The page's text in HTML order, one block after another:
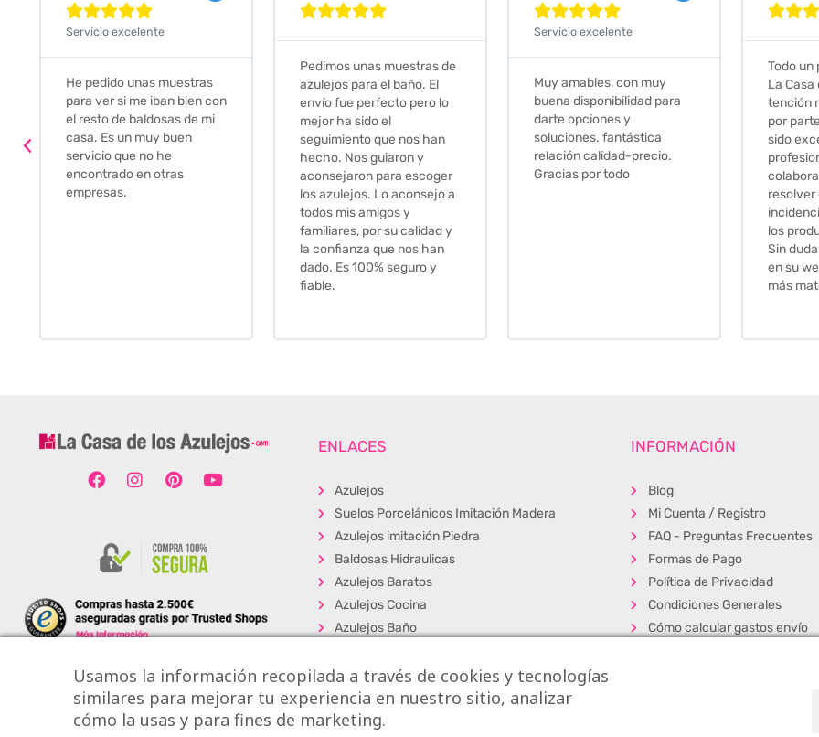

azulejos para el baño. El
envío fue perfecto pero lo
mejor ha sido el
seguimiento que nos han
hecho. Nos guiaron y
aconsejaron para escoger
los azulejos. Lo aconsejo a

Muy amables, con muy
buena disponibilidad para
darte opciones y
soluciones. fantástica
relación calidad-precio.
Gracias por todo

La Casa de los Azulejos. La
tención recibida, sobretodo
por parte de Stephanie, ha
sido excepcional. Serios,
profesionales,
colaboradores para

muy
sus
ENLACES
Azulejos
Suelos Porcelánicos Imitación Madera
Azulejos imitación Piedra
Baldosas Hidraulicas
Azulejos Baratos
Azulejos Cocina
Azulejos Baño
Porcelánicos
Suelos Vinílicos
Los + Vendidos
INFORMACIÓN
Blog
Mi Cuenta / Registro
FAQ - Preguntas Frecuentes
Formas de Pago
Política de Privacidad
Condiciones Generales
Cómo calcular gastos envío
Usamos la información recopilada a través de cookies y tecnologías
similares para mejorar tu experiencia en nuestro sitio, analizar
cómo la usas y para fines de marketing.